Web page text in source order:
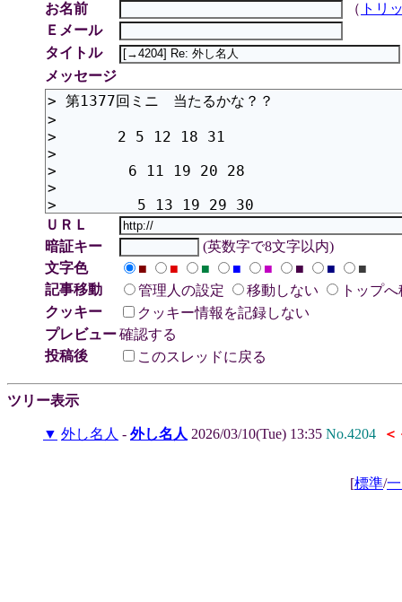
お名前 （ トリ
Ｅメール
タイトル
メッセージ
ＵＲＬ
暗証キー
(英数字で8文字以内)
文字色
■ ■ ■ ■ ■ ■ ■
■
記事移動
管理人の設定 移動しない
トップ
クッキー
クッキー情報を記録しない
プレビュー確認する
投稿後
このスレッドに戻る
ツリー表示
▼ 外し名人 - 外し名人 2026/03/10(Tue) 13:35 No.4204
[標準/